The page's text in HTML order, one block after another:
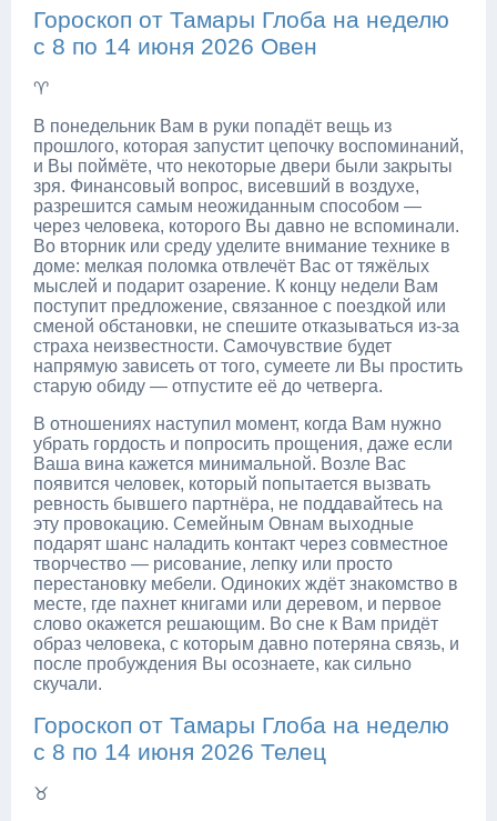
Гороскоп от Тамары Глоба на неделю
с 8 по 14 июня 2026 Овен
♈
В понедельник Вам в руки попадёт вещь из
прошлого, которая запустит цепочку воспоминаний,
и Вы поймёте, что некоторые двери были закрыты
зря. Финансовый вопрос, висевший в воздухе,
разрешится самым неожиданным способом —
через человека, которого Вы давно не вспоминали.
Во вторник или среду уделите внимание технике в
доме: мелкая поломка отвлечёт Вас от тяжёлых
мыслей и подарит озарение. К концу недели Вам
поступит предложение, связанное с поездкой или
сменой обстановки, не спешите отказываться из-за
страха неизвестности. Самочувствие будет
напрямую зависеть от того, сумеете ли Вы простить
старую обиду — отпустите её до четверга.
В отношениях наступил момент, когда Вам нужно
убрать гордость и попросить прощения, даже если
Ваша вина кажется минимальной. Возле Вас
появится человек, который попытается вызвать
ревность бывшего партнёра, не поддавайтесь на
эту провокацию. Семейным Овнам выходные
подарят шанс наладить контакт через совместное
творчество — рисование, лепку или просто
перестановку мебели. Одиноких ждёт знакомство в
месте, где пахнет книгами или деревом, и первое
слово окажется решающим. Во сне к Вам придёт
образ человека, с которым давно потеряна связь, и
после пробуждения Вы осознаете, как сильно
скучали.
Гороскоп от Тамары Глоба на неделю
с 8 по 14 июня 2026 Телец
♉